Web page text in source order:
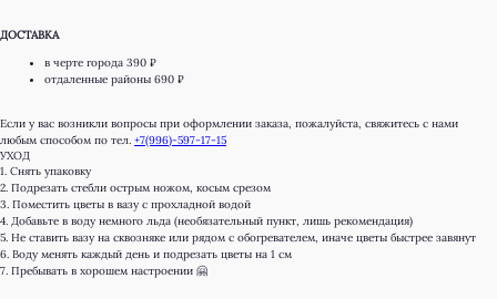
ДОСТАВКА
в черте города 390 ₽
отдаленные районы 690 ₽
Если у вас возникли вопросы при оформлении заказа, пожалуйста, свяжитесь с нами
любым способом по тел. +7(996)-597-17-15
УХОД
1. Снять упаковку
2. Подрезать стебли острым ножом, косым срезом
3. Поместить цветы в вазу с прохладной водой
4. Добавьте в воду немного льда (необязательный пункт, лишь рекомендация)
5. Не ставить вазу на сквозняке или рядом с обогревателем, иначе цветы быстрее завянут
6. Воду менять каждый день и подрезать цветы на 1 см
7. Пребывать в хорошем настроении 🤗
КАТАЛОГ
Онлайн витрина
Монобукеты
Розы
Авторские букеты
ДЛЯ КЛИЕНТА
Преимущества